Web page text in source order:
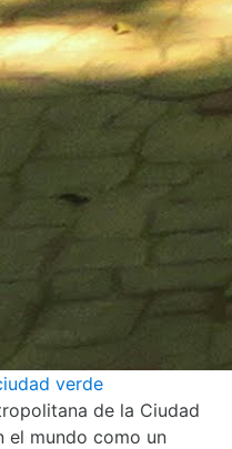
verde
de la Ciudad
el mundo como un